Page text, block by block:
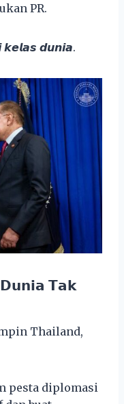
PR.
𝙠𝙚𝙡𝙖𝙨 𝙙𝙪𝙣𝙞𝙖.
𝗧𝗮𝗸
Thailand,
pesta diplomasi